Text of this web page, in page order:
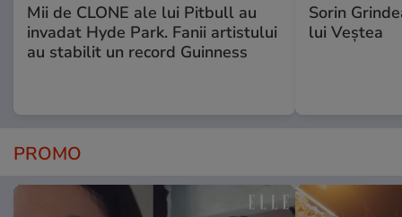
Mii de CLONE ale lui Pitbull au
invadat Hyde Park. Fanii artistului
au stabilit un record Guinness
Sorin
lui Veștea
PROMO